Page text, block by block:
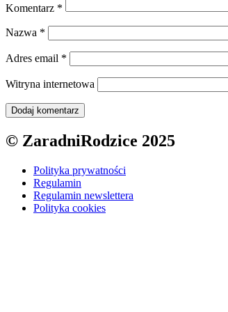
Komentarz *
Nazwa *
Adres email *
Witryna internetowa
© ZaradniRodzice 2025
Polityka prywatności
Regulamin
Regulamin newslettera
Polityka cookies